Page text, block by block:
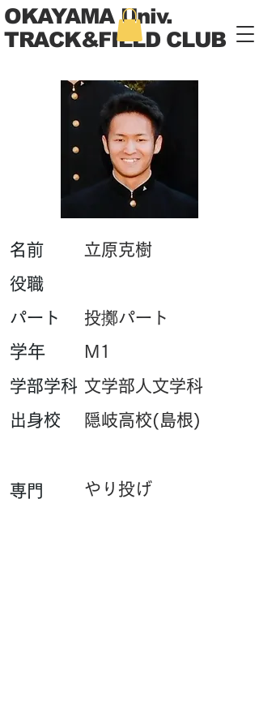
OKAYAMA Univ.
TRACK&FIELD CLUB
​名前
立原克樹
​役職
パート
学年
投擲パート
M1
​学部学科 文学部人文学科
​出身校
隠岐高校(島根)
専門 やり投げ